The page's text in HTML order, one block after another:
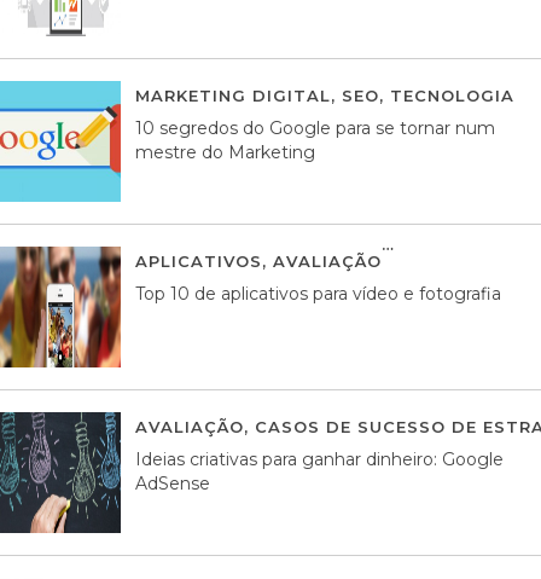
MARKETING DIGITAL, SEO, TECNOLOGIA
10 segredos do Google para se tornar num
mestre do Marketing
APLICATIVOS, AVALIAÇÃO
Top 10 de aplicativos para vídeo e fotografia
AVALIAÇÃO, CASOS DE SUCESSO DE
Ideias criativas para ganhar dinheiro: Google
AdSense